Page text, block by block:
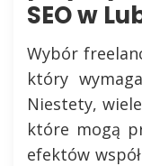
SEO w
Wybór
który
Niestety,
które mogą
efektów